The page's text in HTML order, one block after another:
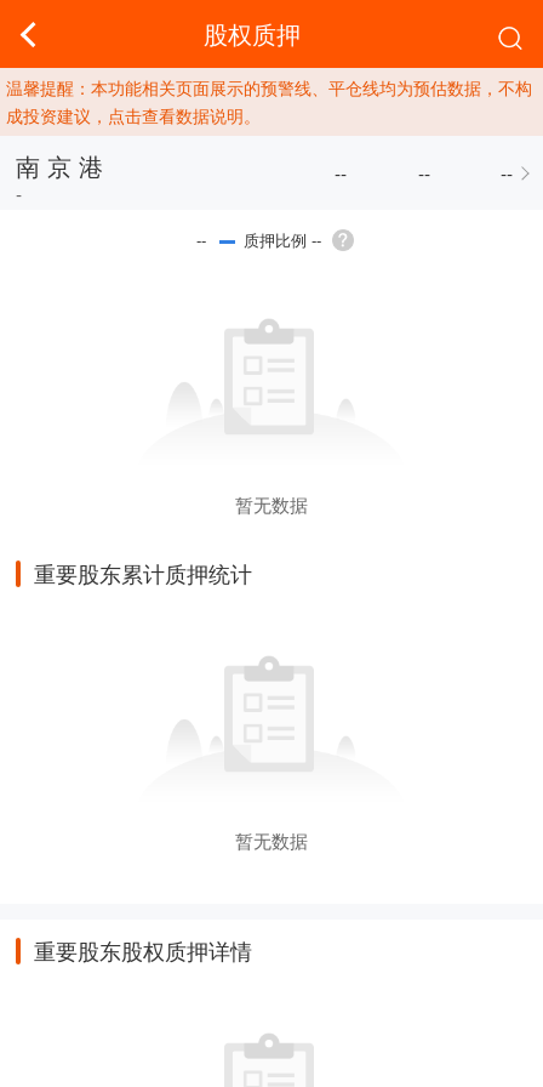
股权质押
温馨提醒：本功能相关页面展示的预警线、平仓线均为预估数据，不构
成投资建议，点击查看数据说明。
南 京 港
-
-- -- --
-- 质押比例 --
暂无数据
重要股东累计质押统计
暂无数据
重要股东股权质押详情